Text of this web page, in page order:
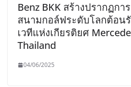
Benz BKK สร้างปรากฏก
สนามกอล์ฟระดับโลกต้อน
เวทีแห่งเกียรติยศ
Thailand
04/06/2025